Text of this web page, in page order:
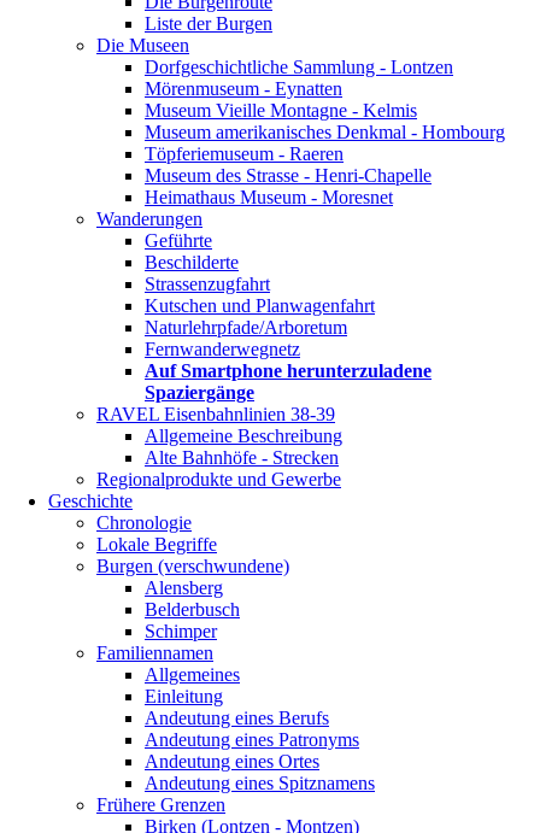
Liste der Burgen
Die Museen
Dorfgeschichtliche Sammlung - Lontzen
Mörenmuseum - Eynatten
Museum Vieille Montagne - Kelmis
Museum amerikanisches Denkmal - Hombourg
Töpferiemuseum - Raeren
Museum des Strasse - Henri-Chapelle
Heimathaus Museum - Moresnet
Wanderungen
Geführte
Beschilderte
Strassenzugfahrt
Kutschen und Planwagenfahrt
Naturlehrpfade/Arboretum
Fernwanderwegnetz
Auf Smartphone herunterzuladene
Spaziergänge
RAVEL Eisenbahnlinien 38-39
Allgemeine Beschreibung
Alte Bahnhöfe - Strecken
Regionalprodukte und Gewerbe
Geschichte
Chronologie
Lokale Begriffe
Burgen (verschwundene)
Alensberg
Belderbusch
Schimper
Familiennamen
Allgemeines
Einleitung
Andeutung eines Berufs
Andeutung eines Patronyms
Andeutung eines Ortes
Andeutung eines Spitznamens
Frühere Grenzen
Birken (Lontzen - Montzen)